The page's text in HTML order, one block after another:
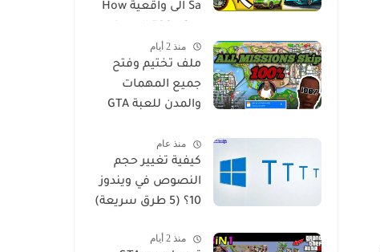
Sa الى واقعية How
Replace Pack in GTA
San
منذ 2 أيام
ملف تختيم وفتح
جميع المهمات
والمدن للعبة GTA
منذ عام
كيفية تغيير حجم
النصوص في ويندوز
10؟ (5 طرق سريعة)
منذ 2 أيام